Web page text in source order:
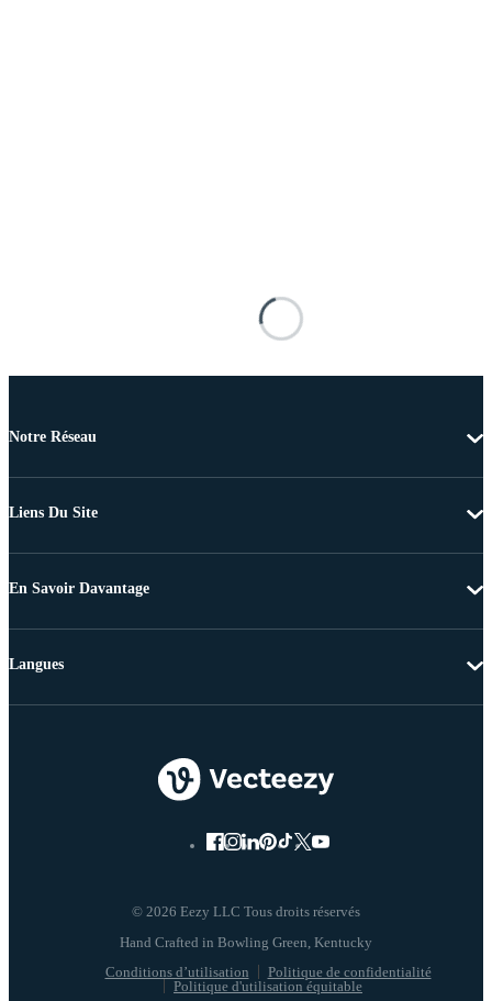
Notre Réseau
Liens Du Site
En Savoir Davantage
© 2026 Eezy LLC Tous droits réservés
Conditions d’utilisation
Politique de confidentialité
Politique d'utilisation équitable
Langues